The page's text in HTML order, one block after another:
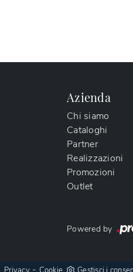
Azienda
Chi siamo
Cataloghi
Partner
Realizzazioni
Promozioni
Outlet
Powered by